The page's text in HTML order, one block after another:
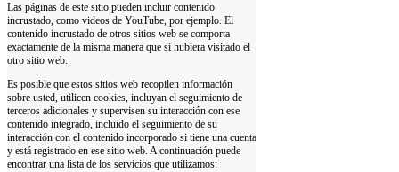
Las páginas de este sitio pueden incluir contenido
incrustado, como videos de YouTube, por ejemplo. El
contenido incrustado de otros sitios web se comporta
exactamente de la misma manera que si hubiera visitado el
otro sitio web.
Es posible que estos sitios web recopilen información
sobre usted, utilicen cookies, incluyan el seguimiento de
terceros adicionales y supervisen su interacción con ese
contenido integrado, incluido el seguimiento de su
interacción con el contenido incorporado si tiene una cuenta
y está registrado en ese sitio web. A continuación puede
encontrar una lista de los servicios que utilizamos: